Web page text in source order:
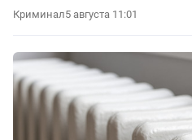
Криминал5 августа 11:01